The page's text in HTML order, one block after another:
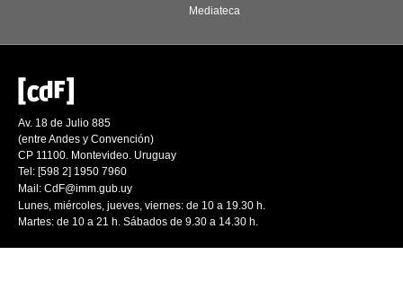
Mediateca
Av. 18 de Julio 885
(entre Andes y Convención)
CP 11100. Montevideo. Uruguay
Tel: [598 2] 1950 7960
Mail: CdF@imm.gub.uy
Lunes, miércoles, jueves, viernes: de 10 a 19.30 h.
Martes: de 10 a 21 h. Sábados de 9.30 a 14.30 h.